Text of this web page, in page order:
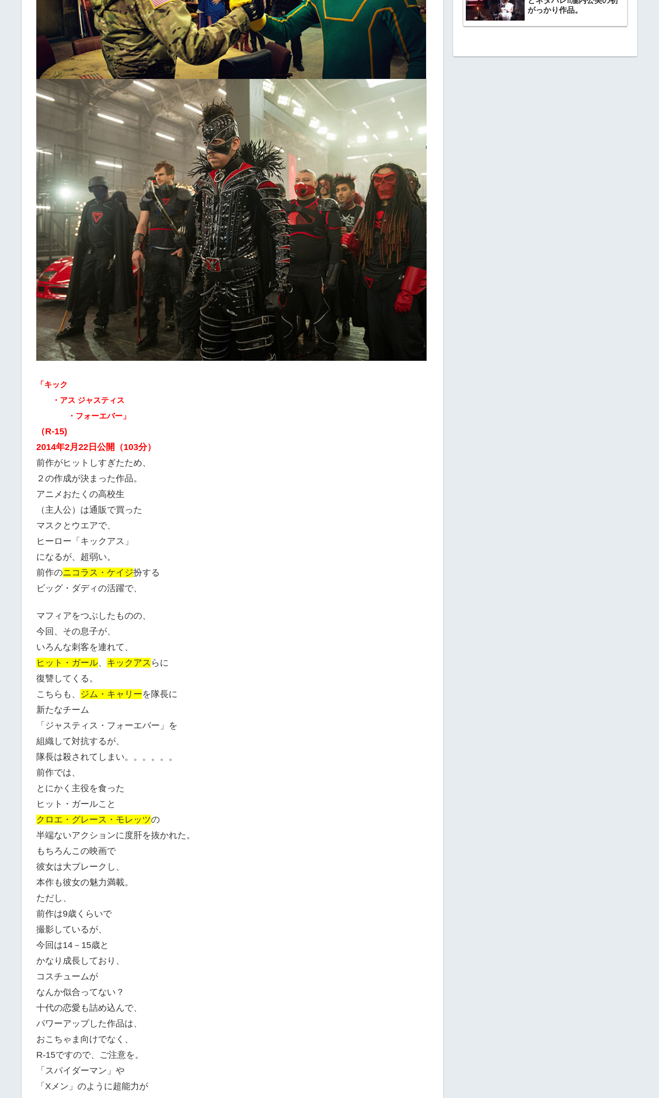
「キック
・アス ジャスティス
・フォーエバー」
（R-15)
2014年2月22日公開（103分）
前作がヒットしすぎたため、
２の作成が決まった作品。
アニメおたくの高校生
（主人公）は通販で買った
マスクとウエアで、
ヒーロー「キックアス」
になるが、超弱い。
前作のニコラス・ケイジ扮する
ビッグ・ダディの活躍で、
マフィアをつぶしたものの、
今回、その息子が、
いろんな刺客を連れて、
ヒット・ガール、 キックアス らに
復讐してくる。
こちらも、 ジム・キャリーを隊長に
新たなチーム
「ジャスティス・フォーエバー」を
組織して対抗するが、
隊長は殺されてしまい。。。。。。
前作では、
とにかく主役を食った
ヒット・ガールこと
クロエ・グレース・モレッツの
半端ないアクションに度肝を抜かれた。
もちろんこの映画で
彼女は大ブレークし、
本作も彼女の魅力満載。
ただし、
前作は9歳くらいで
撮影しているが、
今回は14－15歳と
かなり成長しており、
コスチュームが
なんか似合ってない？
十代の恋愛も詰め込んで、
パワーアップした作品は、
おこちゃま向けでなく、
R-15ですので、ご注意を。
「スパイダーマン」や
「Xメン」のように超能力が
がっかり作品。